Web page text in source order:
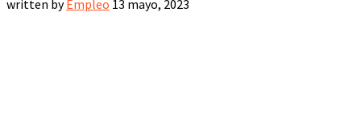
written byEmpleo 13 mayo, 2023